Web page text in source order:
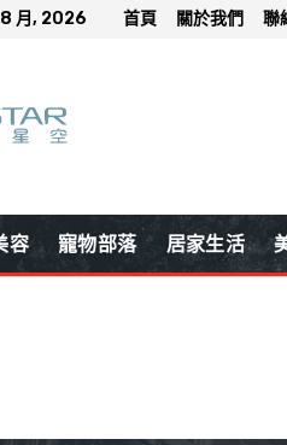
月, 2026 首頁 關於我們 聯
容 寵物部落 居家生活